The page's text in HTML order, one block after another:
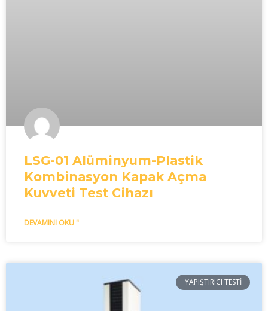
LSG-01 Alüminyum-Plastik
Kombinasyon Kapak Açma
Kuvveti Test Cihazı
DEVAMINI OKU "
YAPIŞTIRICI TESTI